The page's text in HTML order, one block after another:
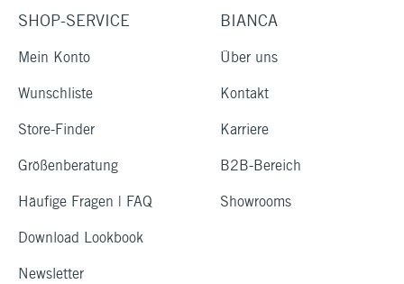
SHOP-SERVICE
Mein Konto
Wunschliste
Store-Finder
Größenberatung
Häufige Fragen | FAQ
Download Lookbook
Newsletter
BIANCA
Über uns
Kontakt
Karriere
B2B-Bereich
Showrooms